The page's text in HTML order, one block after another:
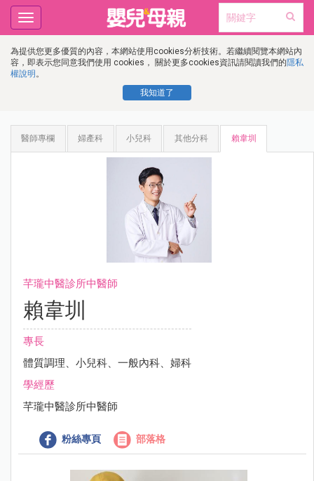
為提供您更多優質的內容，本網站使用cookies分析技術。若繼續閱覽本網站內
容，即表示您同意我們使用 cookies， 關於更多cookies資訊請閱讀我們的隱私
權說明 。
我知道了
Toggle
navigation
醫師專欄 婦產科 小兒科 其他分科 賴韋圳
芊瓏中醫診所中醫師
賴韋圳
專長
體質調理、小兒科、一般內科、婦科
學經歷
芊瓏中醫診所中醫師
粉絲專頁 部落格